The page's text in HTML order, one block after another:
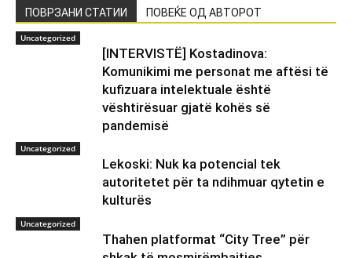
ПОВРЗАНИ СТАТИИ ПОВЕЌЕ ОД АВТОРОТ
Uncategorized
[INTERVISTË] Kostadinova:
Komunikimi me personat me aftësi të
kufizuara intelektuale është
vështirësuar gjatë kohës së
pandemisë
Uncategorized
Lekoski: Nuk ka potencial tek
autoritetet për ta ndihmuar qytetin e
kulturës
Uncategorized
Thahen platformat “City Tree” për